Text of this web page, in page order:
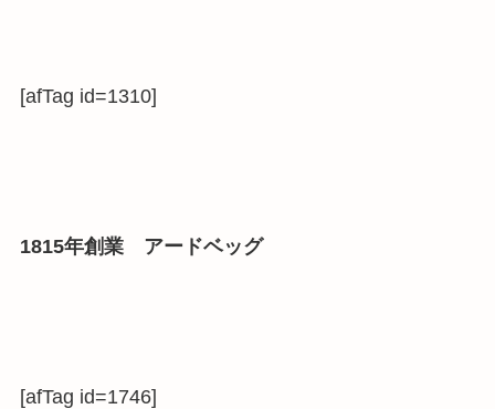
[afTag id=1310]
1815年創業 アードベッグ
[afTag id=1746]